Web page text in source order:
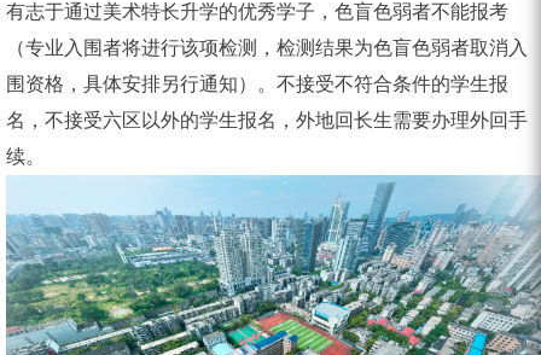
有志于通过美术特长升学的优秀学子，色盲色弱者不能报考
（专业入围者将进行该项检测，检测结果为色盲色弱者取消入
围资格，具体安排另行通知）。不接受不符合条件的学生报
名，不接受六区以外的学生报名，外地回长生需要办理外回手
续。